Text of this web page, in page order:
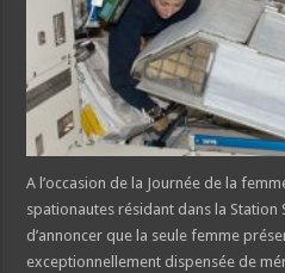
A l’occasion de la Journée de la
spationautes résidant dans la
d’annoncer que la seule femme
exceptionnellement dispensée de